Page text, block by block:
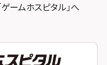
姫路キャスパ
ームホスピタル」へ